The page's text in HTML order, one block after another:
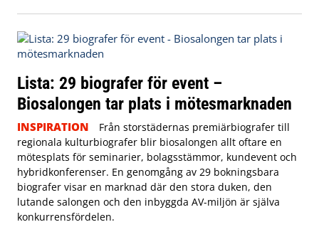
Lista: 29 biografer för event –
Biosalongen tar plats i mötesmarknaden
INSPIRATION
Från storstädernas premiärbiografer till
regionala kulturbiografer blir biosalongen allt oftare en
mötesplats för seminarier, bolagsstämmor, kundevent och
hybridkonferenser. En genomgång av 29 bokningsbara
biografer visar en marknad där den stora duken, den
lutande salongen och den inbyggda AV-miljön är själva
konkurrensfördelen.